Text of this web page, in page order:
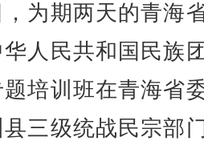
为期两天的青海
人民共和国民族
培训班在青海省
三级统战民宗部